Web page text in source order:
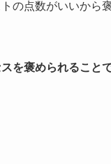
の点数がいいから
を褒められること